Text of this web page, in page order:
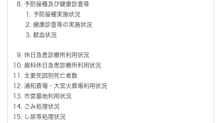
予防接種及び健康診査等
予防接種実施状況
健康診査等の実施状況
献血状況
休日急患診療所利用状況
歯科休日急患診療所利用状況
主要死因別死亡者数
浦和斎場・大宮火葬場利用状況
市営墓地利用状況
ごみ処理状況
し尿等処理状況